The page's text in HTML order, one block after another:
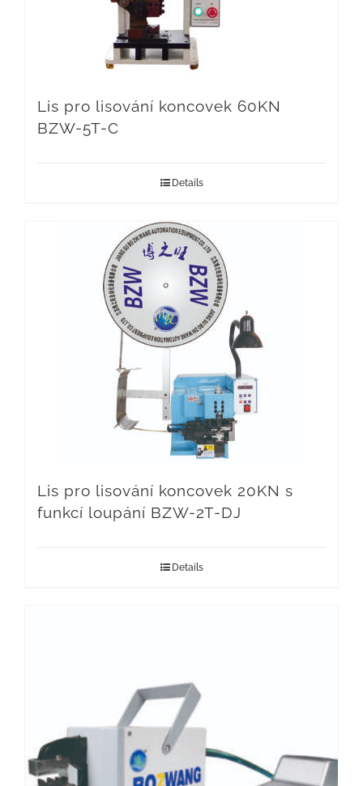
Lis pro lisování koncovek 60KN
BZW-5T-C
Details
Lis pro lisování koncovek 20KN s
funkcí loupání BZW-2T-DJ
Details